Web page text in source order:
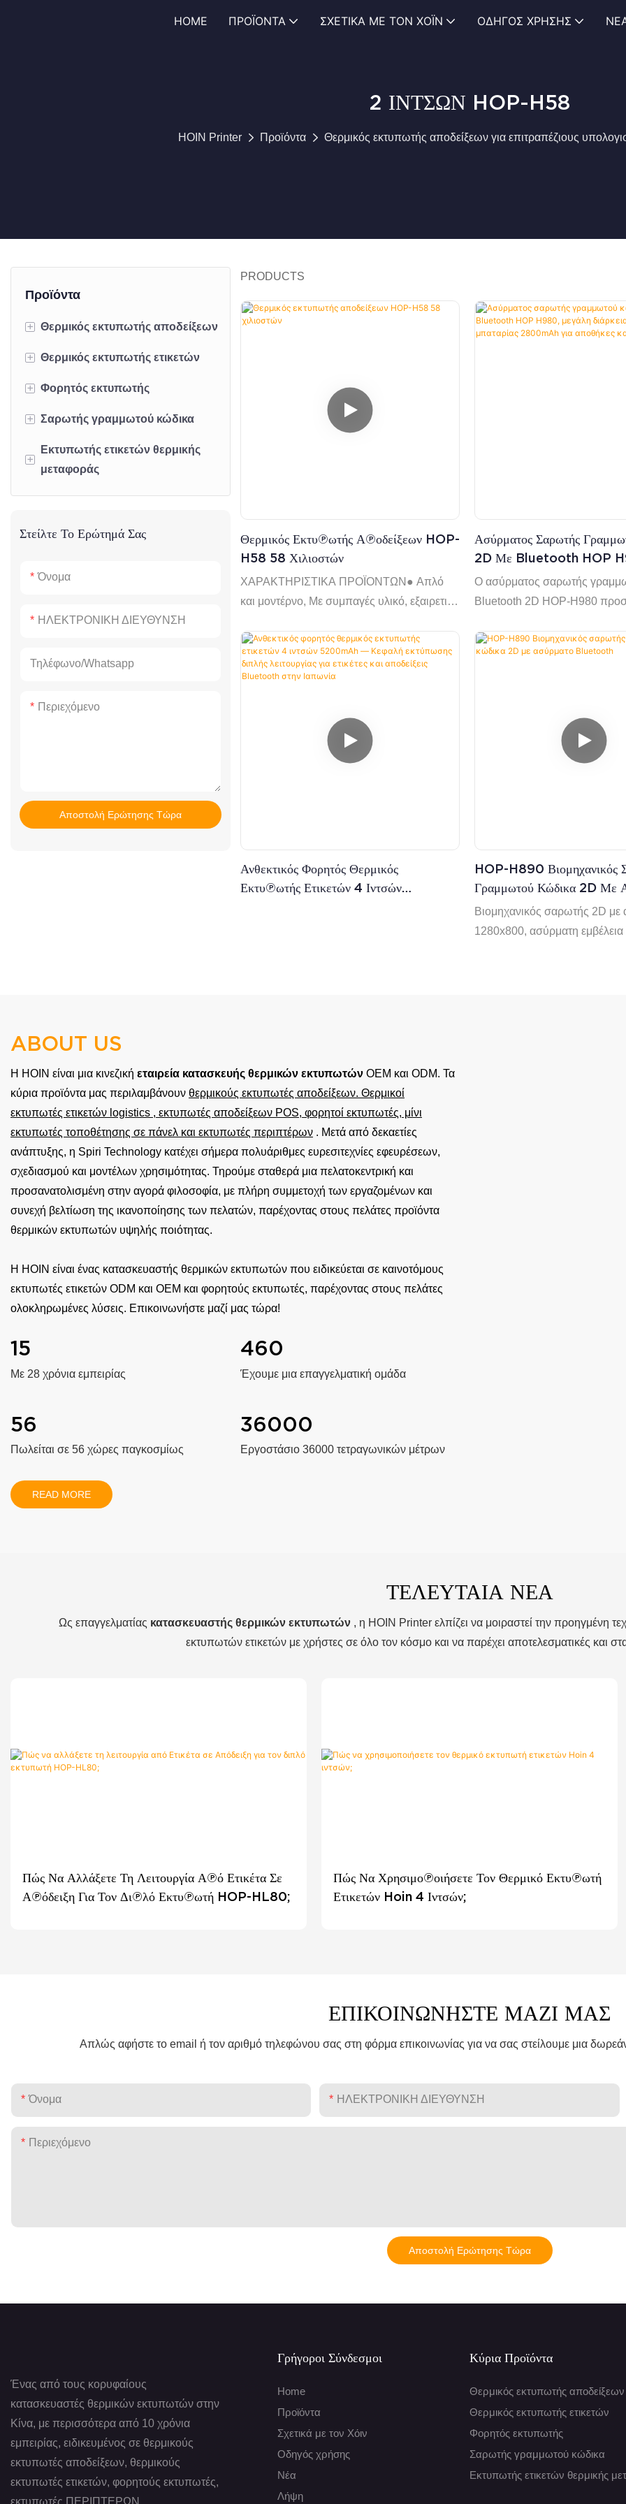
HOME ΠΡΟΪΌΝΤΑ ΣΧΕΤΙΚΆ ΜΕ ΤΟΝ ΧΌΙΝ ΟΔΗΓΌΣ ΧΡΉΣΗΣ
2 ΙΝΤΣΏΝ HOP-H58
HOIN Printer Προϊόντα Θερμικός εκτυπωτής αποδείξεων για επιτραπέζιους
Προϊόντα
+ Θερμικός εκτυπωτής αποδείξεων
Θερμικός εκτυπωτής αποδείξεων
υπολογιστές
Θερμικός εκτυπωτής αποδείξεων
επιφάνειας εργασίας 80
χιλιοστών
Εκτυπωτής περιπτέρου
Εκτυπωτής πάνελ
+ Θερμικός εκτυπωτής ετικετών
Θερμικός εκτυπωτής ετικετών 2
+ Φορητός εκτυπωτής
Φορητός θερμικός εκτυπωτής
Φορητός θερμικός εκτυπωτής
+ Σαρωτής γραμμωτού κώδικα
Φορητός σαρωτής γραμμωτού
κώδικα
Πλατφόρμα σαρωτή
+
Εκτυπωτής ετικετών θερμικής
μεταφοράς
HOP-HQ490
Στείλτε Το Ερώτημά Σας
Όνομα
ΗΛΕΚΤΡΟΝΙΚΗ ΔΙΕΥΘΥΝΣΗ
Τηλέφωνο/whatsapp
Περιεχόμενο
Αποστολή Ερώτησης Τώρα
PRODUCTS
Θερμικός Εκτυπωτής Αποδείξεων HOP-
H58 58 Χιλιοστών
ΧΑΡΑΚΤΗΡΙΣΤΙΚΑ ΠΡΟΪΟΝΤΩΝ● Απλό
και μοντέρνο, Με συμπαγές υλικό, εξαιρετική
απλή και βολική στη λειτουργία●
Ενσωματωμένο τροφοδοτικό, για
εξοικονόμηση χώρου και πιο βολική
εξωφύλλου, ο χρήστης μπορεί να γνωρίζει
την κατάσταση χρήσης του ρολού χαρτιού
ανά πάσα στιγμή.● Υποστήριξη μεγάλης
ΛΟΓΟΤΥΠΟΥ και γραφικών. ● Υποστήριξη
εκτύπωσης σε συστήματα Windows, Linux,
Ασύρματος Σαρωτής
2D Με Bluetooth HOP
Μεγάλη Διάρκεια Ζωής
2800mAh Για Αποθήκες
Ο ασύρματος σαρωτής
Bluetooth 2D HOP-H980
και 2D με απεικόνιση υψηλής
1280 x 800. Τροφοδοτείται από
200 μέτρα και Bluetooth 4.0
εξασφαλίζοντας ευέλικτη και
συνδεσιμότητα. Ιδανικός για
Ανθεκτικός Φορητός Θερμικός
Εκτυπωτής Ετικετών 4 Ιντσών
HOP-H890 Βιομηχανικός
Γραμμωτού Κώδικα 2D Με
Bluetooth
Βιομηχανικός σαρωτής 2D με
1280x800, ασύρματη εμβέλεια
ABOUT US
Η HOIN είναι μια κινεζική εταιρεία κατασκευής θερμικών εκτυπωτών OEM και ODM. Τα
κύρια προϊόντα μας περιλαμβάνουν θερμικούς εκτυπωτές αποδείξεων. Θερμικοί
εκτυπωτές ετικετών logistics , εκτυπωτές αποδείξεων POS, φορητοί εκτυπωτές, μίνι
εκτυπωτές τοποθέτησης σε πάνελ και εκτυπωτές περιπτέρων . Μετά από δεκαετίες
ανάπτυξης, η Spiri Technology κατέχει σήμερα πολυάριθμες ευρεσιτεχνίες εφευρέσεων,
σχεδιασμού και μοντέλων χρησιμότητας. Τηρούμε σταθερά μια πελατοκεντρική και
προσανατολισμένη στην αγορά φιλοσοφία, με πλήρη συμμετοχή των εργαζομένων και
συνεχή βελτίωση της ικανοποίησης των πελατών, παρέχοντας στους πελάτες προϊόντα
θερμικών εκτυπωτών υψηλής ποιότητας.
Η HOIN είναι ένας κατασκευαστής θερμικών εκτυπωτών που ειδικεύεται σε καινοτόμους
εκτυπωτές ετικετών ODM και OEM και φορητούς εκτυπωτές, παρέχοντας στους πελάτες
ολοκληρωμένες λύσεις. Επικοινωνήστε μαζί μας τώρα!
15
Με 28 χρόνια εμπειρίας
460
Έχουμε μια επαγγελματική ομάδα
56
Πωλείται σε 56 χώρες παγκοσμίως
36000
Εργοστάσιο 36000 τετραγωνικών μέτρων
READ MORE
ΤΕΛΕΥΤΑΊΑ ΝΈΑ
Ως επαγγελματίας κατασκευαστής θερμικών εκτυπωτών , η HOIN Printer ελπίζει να μοιραστεί την προηγμένη
εκτυπωτών ετικετών με χρήστες σε όλο τον κόσμο και να παρέχει αποτελεσματικές και
Πώς Να Αλλάξετε Τη Λειτουργία Από Ετικέτα Σε
Απόδειξη Για Τον Διπλό Εκτυπωτή HOP-HL80;
Πώς Να Χρησιμοποιήσετε Τον Θερμικό Εκτυπωτή
Ετικετών Hoin 4 Ιντσών;
ΕΠΙΚΟΙΝΩΝΉΣΤΕ ΜΑΖΊ ΜΑΣ
Απλώς αφήστε το email ή τον αριθμό τηλεφώνου σας στη φόρμα επικοινωνίας για να σας στείλουμε μια
Όνομα ΗΛΕΚΤΡΟΝΙΚΗ ΔΙΕΥΘΥΝΣΗ
Περιεχόμενο
Αποστολή Ερώτησης Τώρα
Ένας από τους κορυφαίους
κατασκευαστές θερμικών εκτυπωτών στην
Κίνα, με περισσότερα από 10 χρόνια
εμπειρίας, ειδικευμένος σε θερμικούς
εκτυπωτές αποδείξεων, θερμικούς
εκτυπωτές ετικετών, φορητούς εκτυπωτές,
εκτυπωτές ΠΕΡΙΠΤΕΡΩΝ.
Γρήγοροι Σύνδεσμοι
Home
Προϊόντα
Σχετικά με τον Χόιν
Οδηγός χρήσης
Νέα
Λήψη
Κύρια Προϊόντα
Θερμικός εκτυπωτής αποδείξεων
Θερμικός εκτυπωτής ετικετών
Φορητός εκτυπωτής
Σαρωτής γραμμωτού κώδικα
Εκτυπωτής ετικετών θερμικής